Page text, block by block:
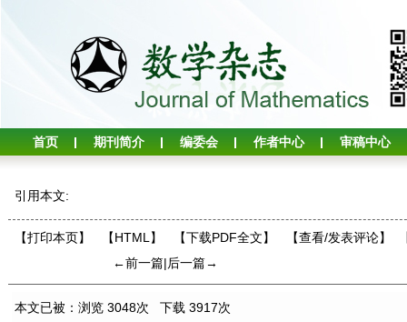
首页 期刊简介 编委会 作者中心 审稿中心
引用本文:
【打印本页】 【HTML】 【下载PDF全文】 【查看/发表评论】
←前一篇|后一篇→
本文已被：浏览 3048次 下载 3917次